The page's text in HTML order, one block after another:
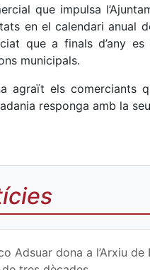
que impulsa
en el calendari anual
que a finals d’any
municipals.
agraït els comerciants
responga amb la
Adsuar dona a l’Arxiu